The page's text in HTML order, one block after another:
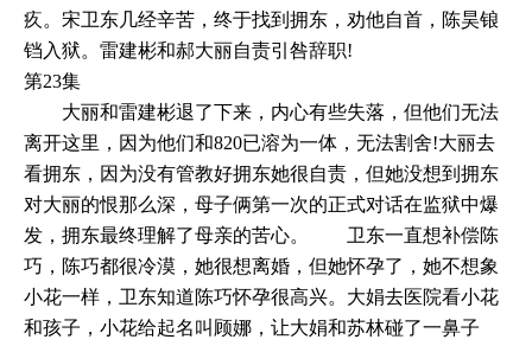
疚。宋卫东几经辛苦，终于找到拥东，劝他自首，陈昊锒
铛入狱。雷建彬和郝大丽自责引咎辞职!
第23集
大丽和雷建彬退了下来，内心有些失落，但他们无法
离开这里，因为他们和820已溶为一体，无法割舍!大丽去
看拥东，因为没有管教好拥东她很自责，但她没想到拥东
对大丽的恨那么深，母子俩第一次的正式对话在监狱中爆
发，拥东最终理解了母亲的苦心。 卫东一直想补偿陈
巧，陈巧都很冷漠，她很想离婚，但她怀孕了，她不想象
小花一样，卫东知道陈巧怀孕很高兴。大娟去医院看小花
和孩子，小花给起名叫顾娜，让大娟和苏林碰了一鼻子